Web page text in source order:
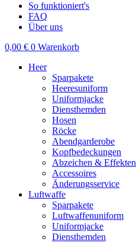
So funktioniert's
FAQ
Über uns
0,00 € 0 Warenkorb
Heer
Sparpakete
Heeresuniform
Uniformjacke
Diensthemden
Hosen
Röcke
Abendgarderobe
Kopfbedeckungen
Abzeichen & Effekten
Accessoires
Änderungsservice
Luftwaffe
Sparpakete
Luftwaffenuniform
Uniformjacke
Diensthemden